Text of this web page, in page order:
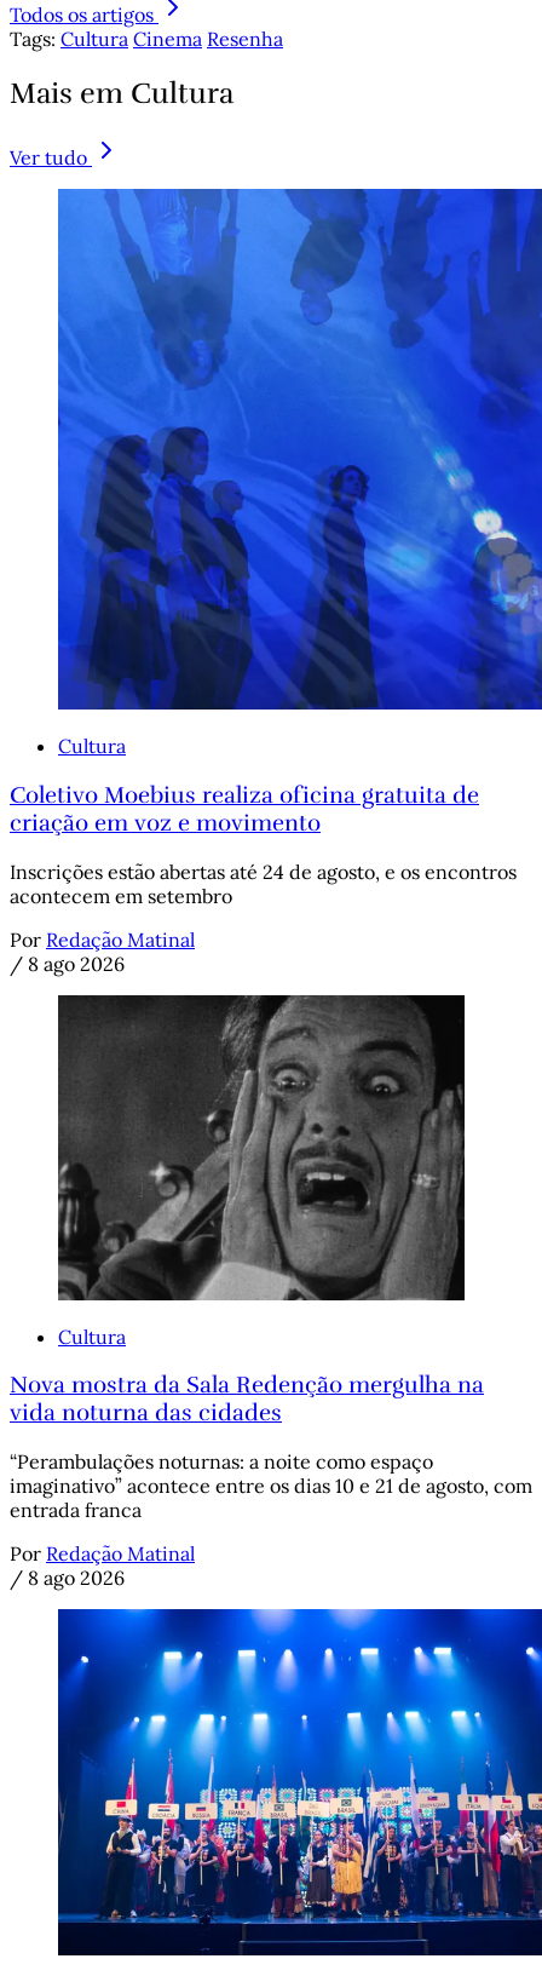
Todos os artigos
Tags: Cultura Cinema Resenha
Mais em Cultura
Ver tudo
Cultura
Coletivo Moebius realiza oficina gratuita de
criação em voz e movimento
Inscrições estão abertas até 24 de agosto, e os encontros
acontecem em setembro
Por Redação Matinal
/ 8 ago 2026
Cultura
Nova mostra da Sala Redenção mergulha na
vida noturna das cidades
“Perambulações noturnas: a noite como espaço
imaginativo” acontece entre os dias 10 e 21 de agosto, com
entrada franca
Por Redação Matinal
/ 8 ago 2026